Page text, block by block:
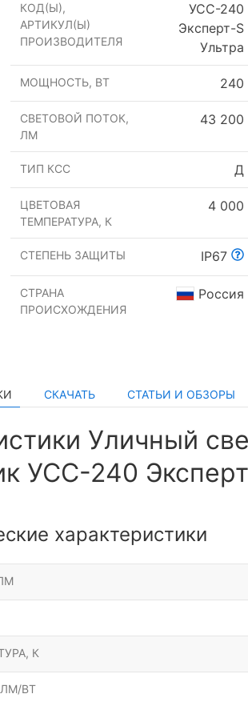
КОД(Ы),
АРТИКУЛ(Ы)
ПРОИЗВОДИТЕЛЯ
УСС-240
Эксперт-S
Ультра
МОЩНОСТЬ, ВТ 240
СВЕТОВОЙ ПОТОК,
ЛМ
43 200
ТИП КСС Д
ЦВЕТОВАЯ
ТЕМПЕРАТУРА, К
4 000
СТЕПЕНЬ ЗАЩИТЫ IP67
СТРАНА
ПРОИСХОЖДЕНИЯ
Россия
СКАЧАТЬ СТАТЬИ И ОБЗОРЫ
Уличный
УСС-240
характеристики
К
ВТ